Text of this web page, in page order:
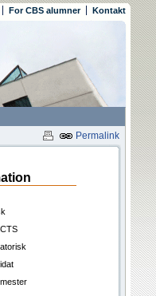
For CBS alumner Kontakt
Permalink